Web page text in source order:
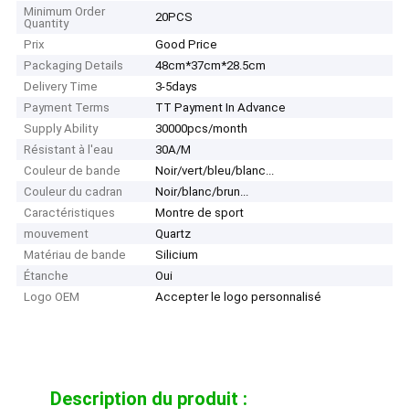
Minimum Order
Quantity
20PCS
Prix
Good Price
Packaging Details
48cm*37cm*28.5cm
Delivery Time
3-5days
Payment Terms
TT Payment In Advance
Supply Ability
30000pcs/month
Résistant à l'eau
30A/M
Couleur de bande
Noir/vert/bleu/blanc...
Couleur du cadran
Noir/blanc/brun...
Caractéristiques
Montre de sport
mouvement
Quartz
Matériau de bande
Silicium
Étanche
Oui
Logo OEM
Accepter le logo personnalisé
Description du produit :